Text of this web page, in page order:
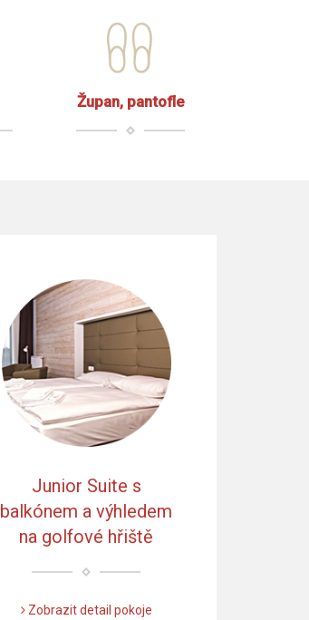
Župan, pantofle
Junior Suite s
balkónem a výhledem
na golfové hřiště
Zobrazit detail pokoje